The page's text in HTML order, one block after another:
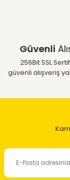
Güvenli
256Bit SSL
güvenli alışveriş